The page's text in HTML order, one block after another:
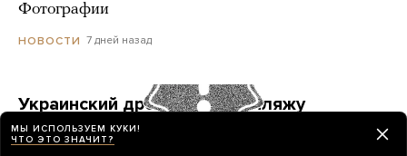
Фотографии
НОВОСТИ 7 дней назад
Украинский дрон попал по пляжу
в Геленджике. Куда он летел? Его сбили?
Точных ответов нет. Но недалеко от места
МЫ ИСПОЛЬЗУЕМ КУКИ!
ЧТО ЭТО ЗНАЧИТ?